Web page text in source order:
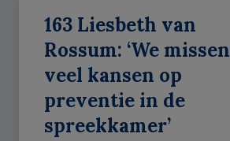
163 Liesbeth van
Rossum: ‘We missen
veel kansen op
preventie in de
spreekkamer’